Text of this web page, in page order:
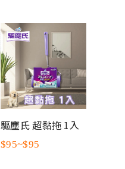
驅塵氏 超黏拖 1入
$95~$95